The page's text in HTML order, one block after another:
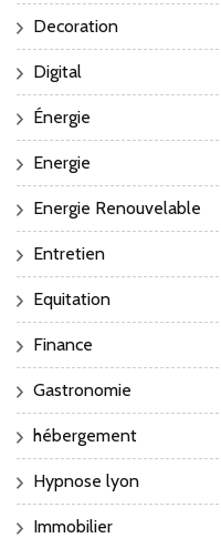
Decoration
Digital
Énergie
Energie
Energie Renouvelable
Entretien
Equitation
Finance
Gastronomie
hébergement
Hypnose lyon
Immobilier